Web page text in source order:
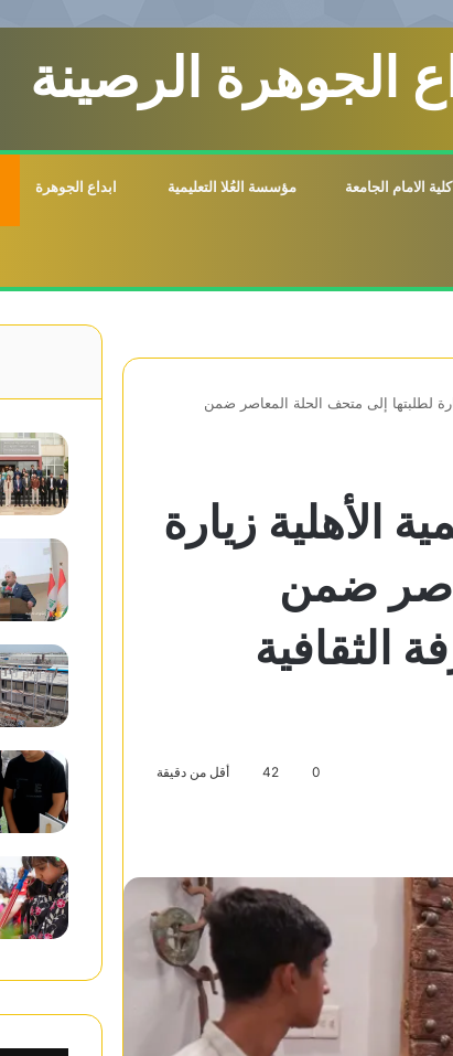
الجوهرة الرصينة
كلية الامام الجامعة مؤسسة العُلا التعليمية ابداع الجوهرة
لطلبتها إلى متحف الحلة المعاصر ضمن
الأهلية زيارة
ضمن
الثقافية
0
42 أقل من دقيقة